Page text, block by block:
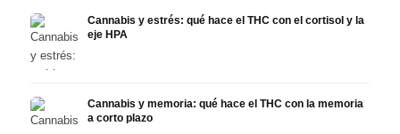
Cannabis y estrés: qué hace el THC con el cortisol y la
eje HPA
Cannabis y memoria: qué hace el THC con la memoria
a corto plazo